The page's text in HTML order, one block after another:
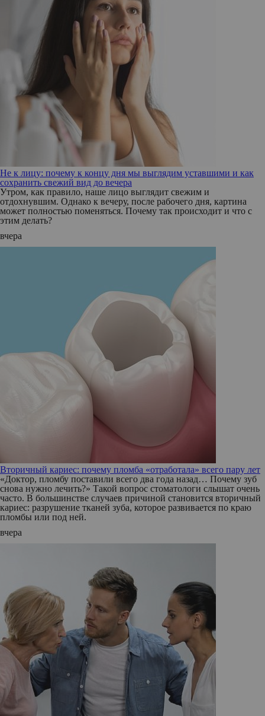
Не к лицу: почему к концу дня мы выглядим уставшими и как
сохранить свежий вид до вечера
Утром, как правило, наше лицо выглядит свежим и
отдохнувшим. Однако к вечеру, после рабочего дня, картина
может полностью поменяться. Почему так происходит и что с
этим делать?
вчера
Вторичный кариес: почему пломба «отработала» всего пару лет
«Доктор, пломбу поставили всего два года назад… Почему зуб
снова нужно лечить?» Такой вопрос стоматологи слышат очень
часто. В большинстве случаев причиной становится вторичный
кариес: разрушение тканей зуба, которое развивается по краю
пломбы или под ней.
вчера